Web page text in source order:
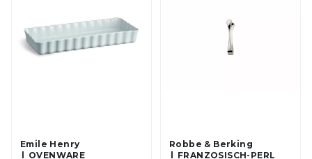
Emile Henry
OVENWARE
Robbe & Berking
FRANZOSISCH-PERL